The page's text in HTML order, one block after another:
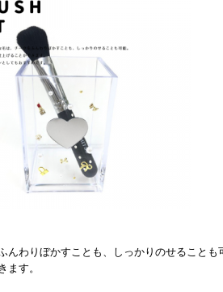
んわりぼかすことも、しっかりのせることも
ます。